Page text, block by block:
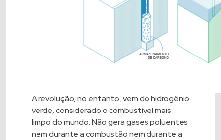
A revolução, no entanto, vem do hidrogênio
verde, considerado o combustível mais
limpo do mundo. Não gera gases poluentes
nem durante a combustão nem durante a